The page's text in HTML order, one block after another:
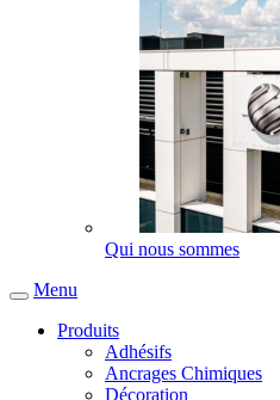
Qui nous sommes
Menu
Produits
Adhésifs
Ancrages Chimiques
Décoration